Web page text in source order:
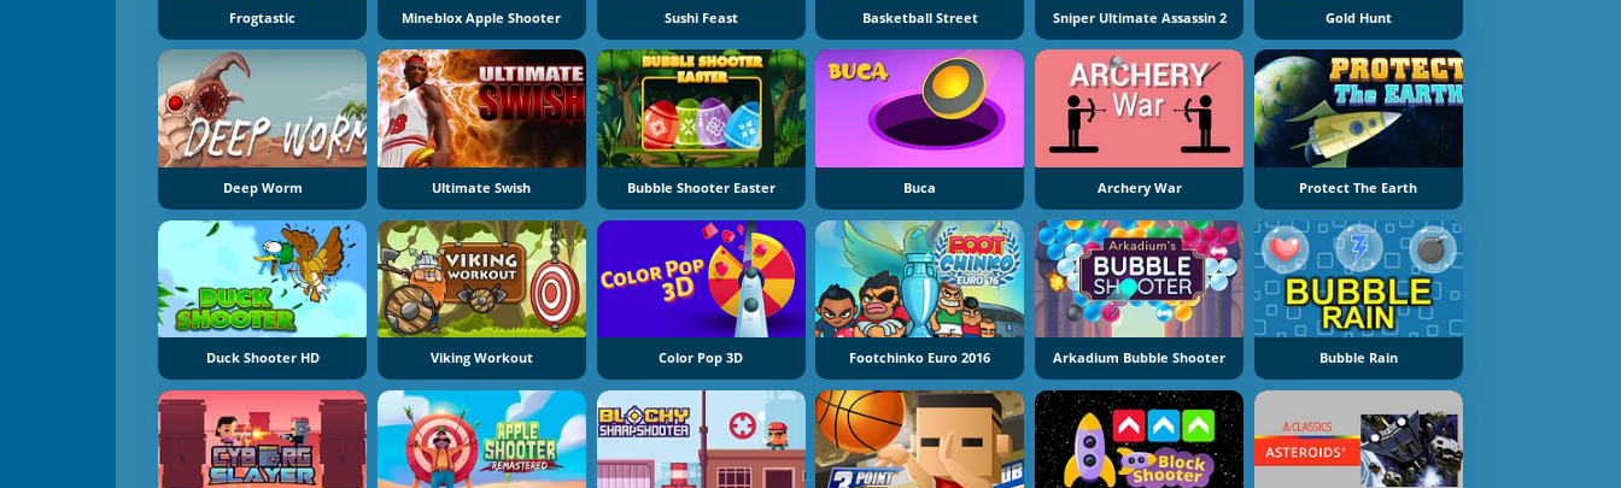
Frogtastic Mineblox Apple Shooter Sushi Feast Basketball Street Sniper Ultimate Assassin 2 Gold Hunt
Deep Worm Ultimate Swish Bubble Shooter Easter Buca Archery War Protect The Earth
Duck Shooter HD Viking Workout Color Pop 3D Footchinko Euro 2016 Arkadium Bubble Shooter Bubble Rain